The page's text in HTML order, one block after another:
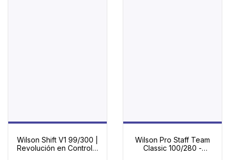
Wilson Shift V1 99/300 |
Revolución en Control y
Wilson Pro Staff Team
Classic 100/280 -